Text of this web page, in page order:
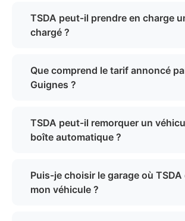
TSDA peut-il prendre en charge
chargé ?
Que comprend le tarif annoncé
Guignes ?
TSDA peut-il remorquer un
boîte automatique ?
Puis-je choisir le garage où
mon véhicule ?